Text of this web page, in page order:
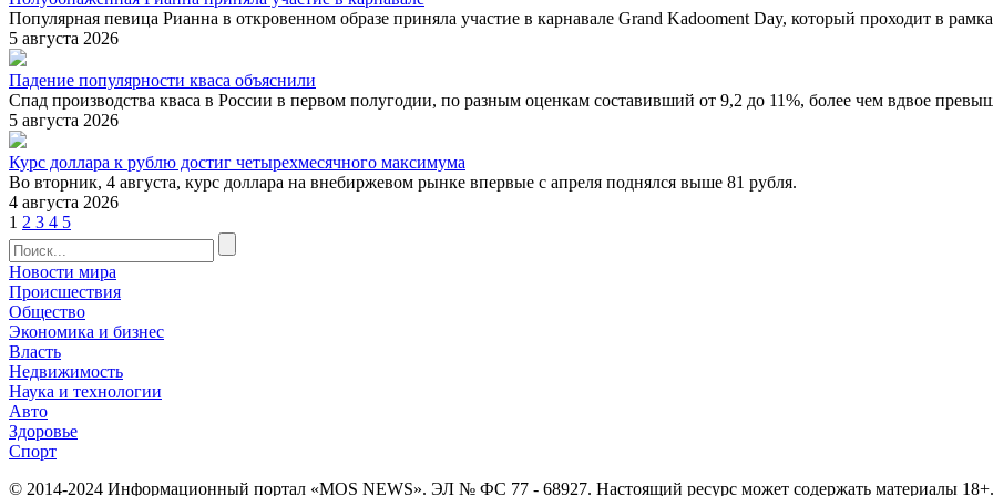
Популярная певица Рианна в откровенном образе приняла участие в карнавале Grand Kadooment Day, который проходит в
5 августа 2026
Падение популярности кваса объяснили
Спад производства кваса в России в первом полугодии, по разным оценкам составивший от 9,2 до 11%, более чем вдвое
5 августа 2026
Курс доллара к рублю достиг четырехмесячного максимума
Во вторник, 4 августа, курс доллара на внебиржевом рынке впервые с апреля поднялся выше 81 рубля.
4 августа 2026
1 2 3 4 5
Новости мира
Происшествия
Общество
Экономика и бизнес
Власть
Недвижимость
Наука и технологии
Авто
Здоровье
Спорт
© 2014-2024 Информационный портал «MOS NEWS». ЭЛ № ФС 77 - 68927. Настоящий ресурс может содержать материалы 18+.